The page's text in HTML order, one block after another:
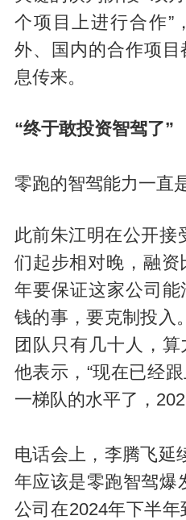
个项目上进行合作”
外、国内的合作项
息传来。
“终于敢投资智驾了”
零跑的智驾能力一直
此前朱江明在公开接
们起步相对晚，融
年要保证这家公司
钱的事，要克制投入
团队只有几十人，
他表示，“现在已经
一梯队的水平了，
电话会上，李腾飞延
年应该是零跑智驾爆
公司在2024年下半